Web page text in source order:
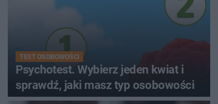
TEST OSOBOWOŚCI
Psychotest. Wybierz jeden kwiat i
sprawdź, jaki masz typ osobowości